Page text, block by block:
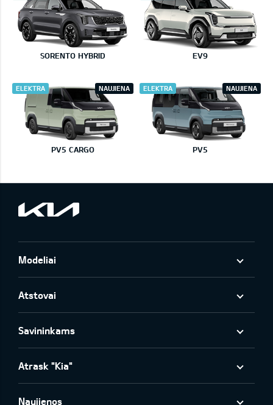
SORENTO HYBRID EV9
PV5 CARGO
ELEKTRA NAUJIENA
PV5
ELEKTRA NAUJIENA
Modeliai
Atstovai
Savininkams
Atrask "Kia"
Naujienos